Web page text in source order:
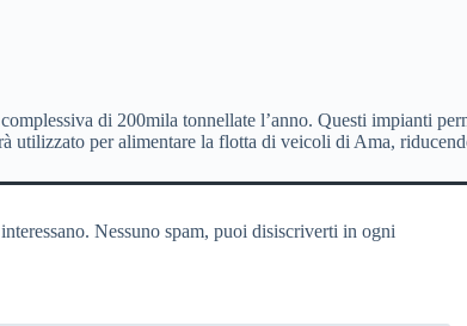
di 200mila tonnellate l’anno. Questi impianti
per alimentare la flotta di veicoli di Ama,
Nessuno spam, puoi disiscriverti in ogni